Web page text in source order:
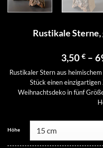
Rustikale
3,50 € –
Rustikaler Stern aus
Stück einen
Weihnachtsdeko in fünf
Höhe